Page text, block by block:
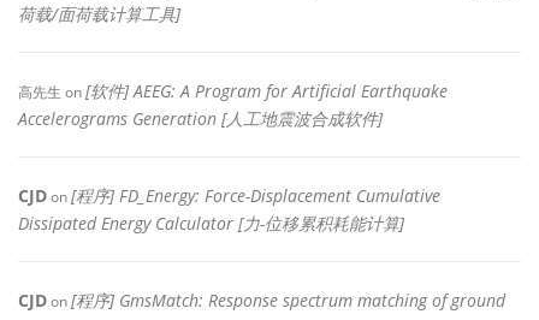
荷载/面荷载计算工具]
高先生 on[软件] AEEG: A Program for Artificial Earthquake
Accelerograms Generation [人工地震波合成软件]
CJDon[程序] FD_Energy: Force-Displacement Cumulative
Dissipated Energy Calculator [力-位移累积耗能计算]
CJDon[程序] GmsMatch: Response spectrum matching of ground